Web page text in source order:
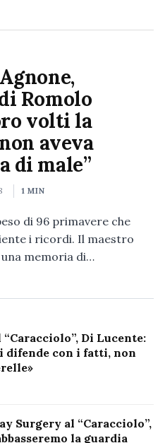
Romolo
volti la
aveva
di male”
1 MIN
di 96 primavere che
i ricordi. Il maestro
memoria di…
Di Lucente:
difende con i fatti, non
Surgery al “Caracciolo”,
la guardia